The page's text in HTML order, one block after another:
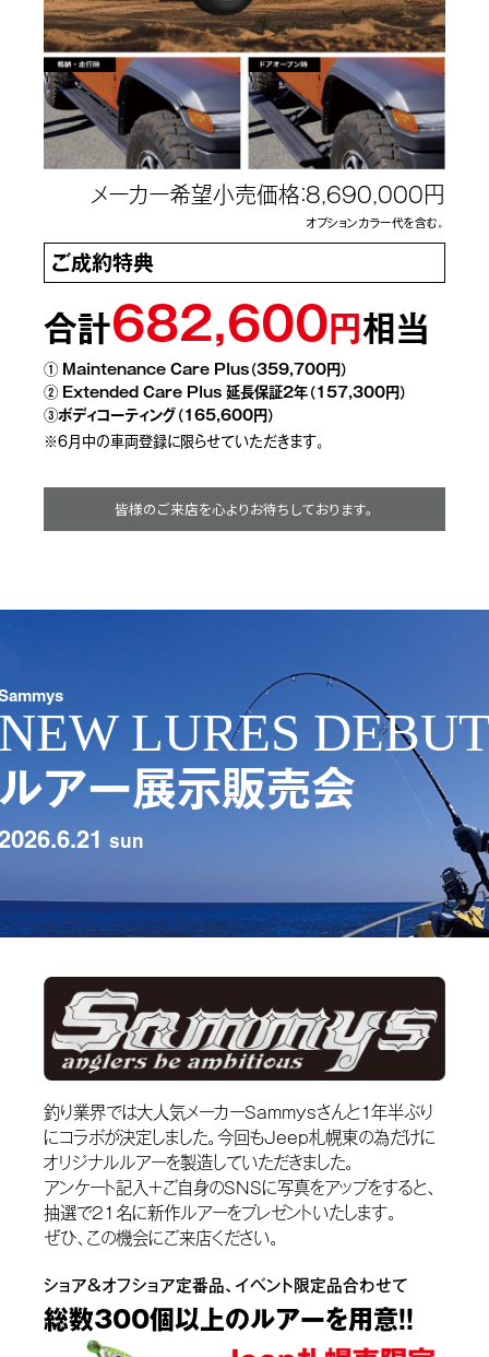
メーカー希望小売価格：8,690,000円
オプションカラー代を含む。
ご成約特典
合計682,600 円相当
① Maintenance Care Plus（359,700円）
② Extended Care Plus 延長保証2年（157,300円）
③ボディコーティング（165,600円）
※6月中の車両登録に限らせていただきます。
皆様のご来店を心よりお待ちしております。
LURES
アー展示販売会
sun
釣り業界では大人気メーカーSammysさんと１年半ぶり
にコラボが決定しました。今回もJeep札幌東の為だけに
オリジナルルアーを製造していただきました。
アンケート記入+ご自身のSNSに写真をアップをすると、
抽選で21名に新作ルアーをプレゼントいたします。
ぜひ、この機会にご来店ください。
ショア&オフショア定番品、イベント限定品合わせて
総数300個以上のルアーを用意！！